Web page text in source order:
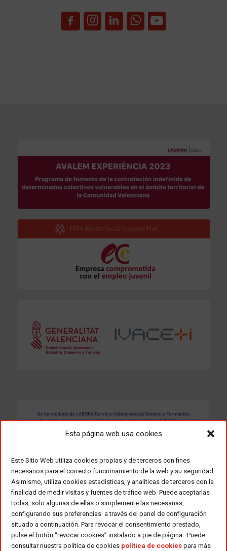
Esta página web usa cookies
Este Sitio Web utiliza cookies propias y de terceros con fines
necesarios para el correcto funcionamiento de la web y su seguridad.
Asimismo, utiliza cookies estadísticas, y analíticas de terceros con la
finalidad de medir visitas y fuentes de tráfico web. Puede aceptarlas
todas, solo algunas de ellas o simplemente las necesarias,
configurando sus preferencias a través del panel de configuración
situado a continuación. Para revocar el consentimiento prestado,
pulse el botón “revocar cookies” instalado a pie de página. Puede
consultar nuestra política de cookies política de cookies para más